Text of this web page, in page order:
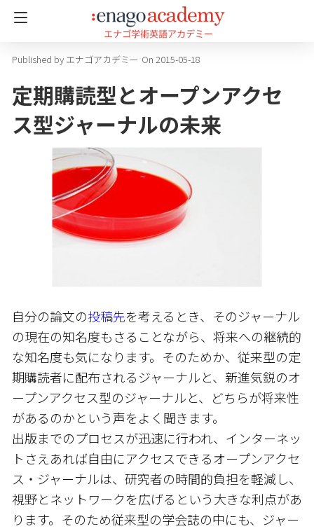
エナゴアカデミー On 2015-05-18
定期購読型とオープンアクセ
ス型ジャーナルの未来
自分の論文の投稿先を考えるとき、そのジャーナル
の現在の知名度もさることながら、将来への継続的
な知名度も気になります。そのためか、従来型の定
期購読者に配布されるジャーナルと、新進気鋭のオ
ープンアクセス型のジャーナルと、どちらが将来性
があるのかという声をよく聞きます。
出版までのプロセスが迅速に行われ、インターネッ
トさえあれば自由にアクセスできるオープンアクセ
ス・ジャーナルは、研究者の時間的負担を軽減し、
視野とネットワークを広げるという大きな利点があ
ります。そのため従来型の学会誌の中にも、ジャー